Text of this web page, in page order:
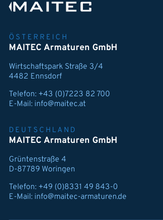
ÖSTERREICH
MAITEC Armaturen GmbH
Wirtschaftspark Straße 3/4
4482 Ennsdorf
Telefon: +43 (0)7223 82 700
E-Mail: info@maitec.at
DEUTSCHLAND
MAITEC Armaturen GmbH
Grüntenstraße 4
D-87789 Woringen
Telefon: +49 (0)8331 49 843-0
E-Mail: info@maitec-armaturen.de